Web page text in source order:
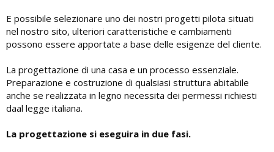
E possibile selezionare uno dei nostri progetti pilota situati
nel nostro sito, ulteriori caratteristiche e cambiamenti
possono essere apportate a base delle esigenze del cliente.
La progettazione di una casa e un processo essenziale.
Preparazione e costruzione di qualsiasi struttura abitabile
anche se realizzata in legno necessita dei permessi richiesti
daal legge italiana.
La progettazione si eseguira in due fasi.